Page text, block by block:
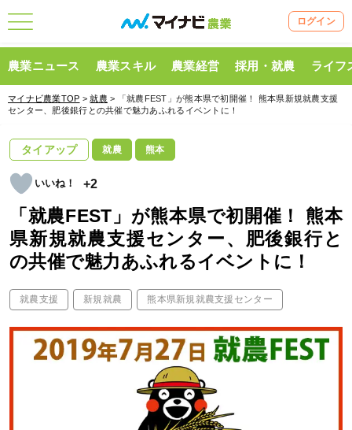
ログイン
農業ニュース 農業スキル 農業経営 採用・就農 ライフ
マイナビ農業TOP >就農 > 「就農FEST」が熊本県で初開催！ 熊本県新規就農支援
センター、肥後銀行との共催で魅力あふれるイベントに！
タイアップ 就農 熊本
+2
「就農FEST」が熊本県で初開催！ 熊本
県新規就農支援センター、肥後銀行と
の共催で魅力あふれるイベントに！
就農支援 新規就農 熊本県新規就農支援センター